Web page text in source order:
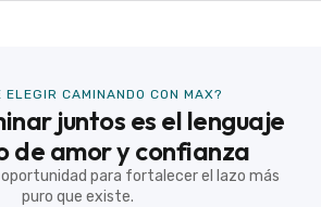
ELEGIR CAMINANDO CON MAX?
juntos es el lenguaje
de amor y confianza
oportunidad para fortalecer el lazo más
puro que existe.